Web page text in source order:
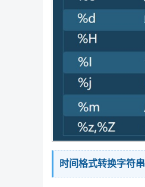
时间格式转换字符串